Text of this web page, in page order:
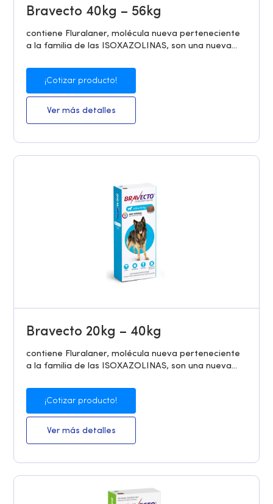
Bravecto 40kg – 56kg
contiene Fluralaner, molécula nueva perteneciente
a la familia de las ISOXAZOLINAS, son una nueva...
¡Cotizar producto!
Ver más detalles
Bravecto 20kg – 40kg
contiene Fluralaner, molécula nueva perteneciente
a la familia de las ISOXAZOLINAS, son una nueva...
¡Cotizar producto!
Ver más detalles